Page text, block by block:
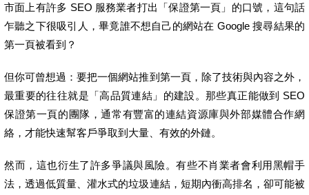
市面上有許多 SEO 服務業者打出「保證第一頁」的口號，這句話
乍聽之下很吸引人，畢竟誰不想自己的網站在 Google 搜尋結果的
第一頁被看到？
但你可曾想過：要把一個網站推到第一頁，除了技術與內容之外，
最重要的往往就是「高品質連結」的建設。那些真正能做到 SEO
保證第一頁的團隊，通常有豐富的連結資源庫與外部媒體合作網
絡，才能快速幫客戶爭取到大量、有效的外鏈。
然而，這也衍生了許多爭議與風險。有些不肖業者會利用黑帽手
法，透過低質量、灌水式的垃圾連結，短期內衝高排名，卻可能被